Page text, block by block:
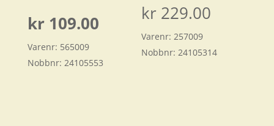
pris
kr109.00Nåværende
pris
Varenr: 565009
Nobbnr: 24105553
kr 229.00
Varenr: 257009
Nobbnr: 24105314